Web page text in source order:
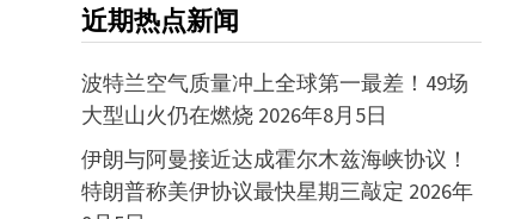
近期热点新闻
波特兰空气质量冲上全球第一最差！49场
大型山火仍在燃烧 2026年8月5日
伊朗与阿曼接近达成霍尔木兹海峡协议！
特朗普称美伊协议最快星期三敲定 2026年